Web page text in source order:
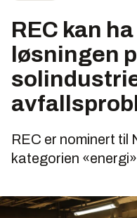
REC kan
løsningen
REC er nominert til
kategorien